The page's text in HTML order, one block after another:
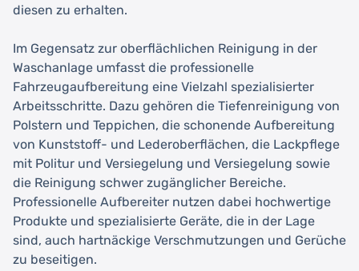
diesen zu erhalten.
Im Gegensatz zur oberflächlichen Reinigung in der
Waschanlage umfasst die professionelle
Fahrzeugaufbereitung eine Vielzahl spezialisierter
Arbeitsschritte. Dazu gehören die Tiefenreinigung von
Polstern und Teppichen, die schonende Aufbereitung
von Kunststoff- und Lederoberflächen, die Lackpflege
mit Politur und Versiegelung und Versiegelung sowie
die Reinigung schwer zugänglicher Bereiche.
Professionelle Aufbereiter nutzen dabei hochwertige
Produkte und spezialisierte Geräte, die in der Lage
sind, auch hartnäckige Verschmutzungen und Gerüche
zu beseitigen.